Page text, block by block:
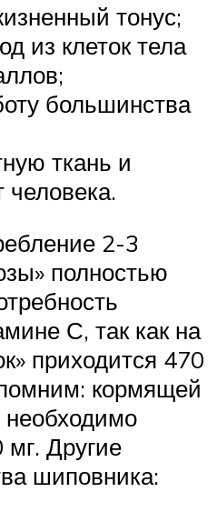
тонус;
из клеток тела
большинства
ткань и
человека.
2-3
полностью
С, так как на
приходится 470
кормящей
мг. Другие
шиповника: